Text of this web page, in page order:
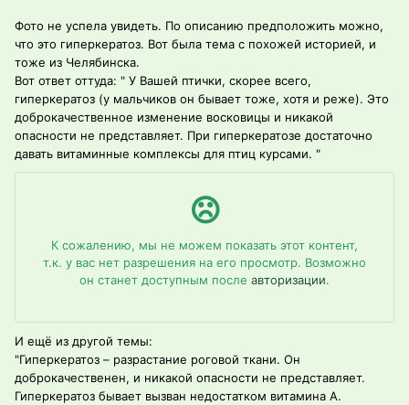
Фото не успела увидеть. По описанию предположить можно,
что это гиперкератоз. Вот была тема с похожей историей, и
тоже из Челябинска.
Вот ответ оттуда: " У Вашей птички, скорее всего,
гиперкератоз (у мальчиков он бывает тоже, хотя и реже). Это
доброкачественное изменение восковицы и никакой
опасности не представляет. При гиперкератозе достаточно
давать витаминные комплексы для птиц курсами. "
И ещё из другой темы:
"Гиперкератоз – разрастание роговой ткани. Он
доброкачественен, и никакой опасности не представляет.
Гиперкератоз бывает вызван недостатком витамина А.